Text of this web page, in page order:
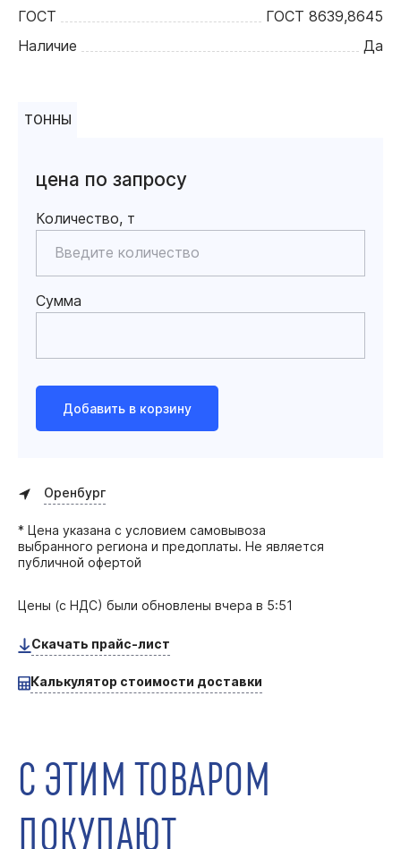
ГОСТ
ГОСТ 8639,8645
Наличие
Да
ТОННЫ
цена по запросу
Количество, т
Сумма
Добавить в корзину
Оренбург
* Цена указана с условием самовывоза
выбранного региона и предоплаты. Не является
публичной офертой
Цены (с НДС) были обновлены вчера в 5:51
Скачать прайс-лист
Калькулятор стоимости доставки
С ЭТИМ ТОВАРОМ
ПОКУПАЮТ